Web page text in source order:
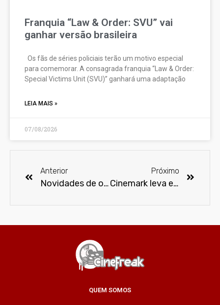
Franquia “Law & Order: SVU” vai
ganhar versão brasileira
Os fãs de séries policiais terão um motivo especial
para comemorar. A consagrada franquia “Law & Order:
Special Victims Unit (SVU)” ganhará uma adaptação
LEIA MAIS »
07/08/2026
Anterior
Novidades de outubro no Netflix
Próximo
Cinemark leva experiência ainda mais imersiva para a CCXP19
QUEM SOMOS